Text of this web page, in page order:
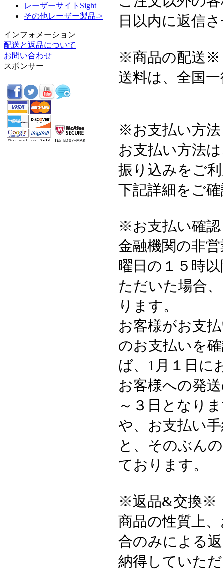
レーザーサイトSight
その他レーザー製品->
インフォメーション
配送と返品について
お問い合わせ
スポンサー
日以内に返信
※商品の配送※
送料は、全国
※お支払い方
お支払い方法
振り込みをご
下記詳細をご
※お支払い確
金融機関の非
曜日の１５時
ただいた場合
ります。
お客様がお支
のお支払いを
ば、1月１日に
お客様への発
～３日となり
や、お支払い
と、そのぶん
ております。
※返品&交換※
商品の性質上
合のみによる
納得していた